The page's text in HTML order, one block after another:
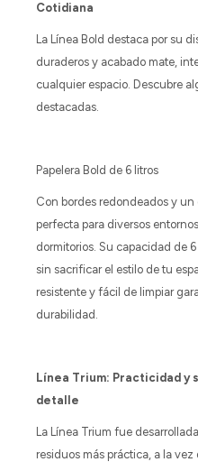
Cotidiana
La Línea Bold destaca por su
duraderos y acabado mate,
cualquier espacio. Descubre
destacadas.
Papelera Bold de 6 litros
Con bordes redondeados y un
perfecta para diversos
dormitorios. Su capacidad de
sin sacrificar el estilo de tu
resistente y fácil de limpiar
durabilidad.
Línea Trium: Practicidad y
detalle
La Línea Trium fue
residuos más práctica, a la